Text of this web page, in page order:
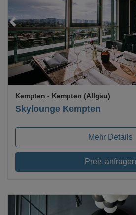
Skylounge Kempten
Kempten - Kempten (Allgäu)
Mehr Details
Preis anfragen